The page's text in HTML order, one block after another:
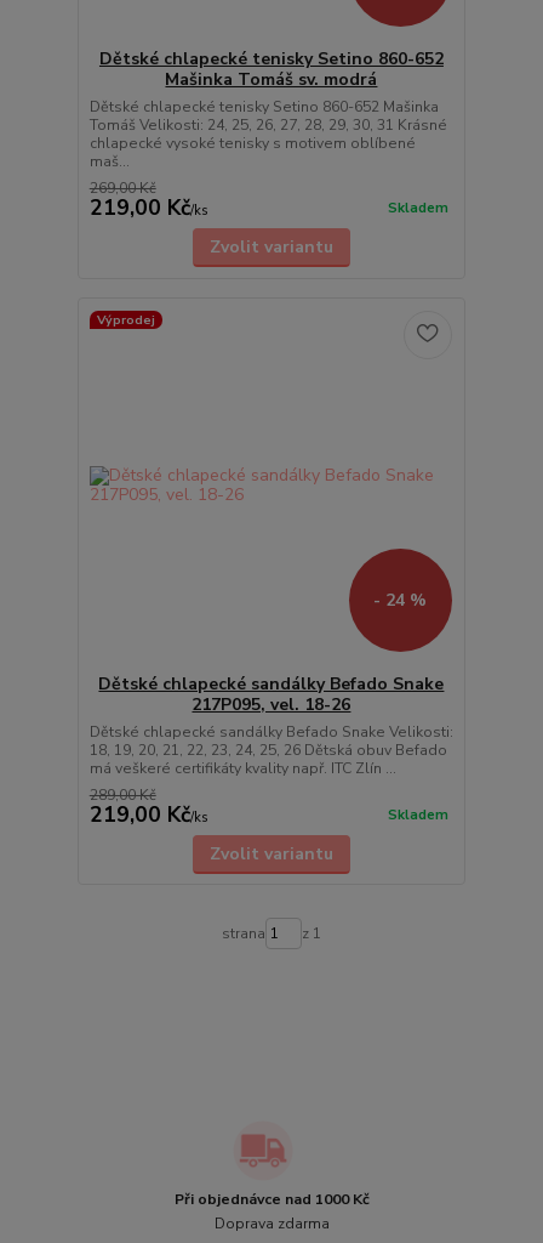
Dětské chlapecké tenisky Setino 860-652
Mašinka Tomáš sv. modrá
Dětské chlapecké tenisky Setino 860-652 Mašinka
Tomáš Velikosti: 24, 25, 26, 27, 28, 29, 30, 31 Krásné
chlapecké vysoké tenisky s motivem oblíbené
maš...
269,00 Kč
219,00 Kč/ks Skladem
Zvolit variantu
Výprodej
- 24 %
Dětské chlapecké sandálky Befado Snake
217P095, vel. 18-26
Dětské chlapecké sandálky Befado Snake Velikosti:
18, 19, 20, 21, 22, 23, 24, 25, 26 Dětská obuv Befado
má veškeré certifikáty kvality např. ITC Zlín ...
289,00 Kč
219,00 Kč/ks Skladem
Zvolit variantu
strana z 1
Při objednávce nad 1000 Kč
Doprava zdarma